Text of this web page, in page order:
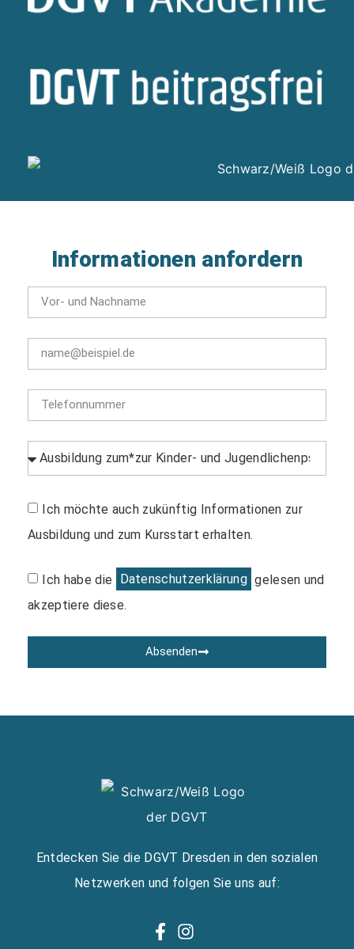
Informationen anfordern
Ich möchte auch zukünftig Informationen zur
Ausbildung und zum Kursstart erhalten.
Ich habe die Datenschutzerklärung gelesen und
akzeptiere diese.
Absenden
Entdecken Sie die DGVT Dresden in den sozialen
Netzwerken und folgen Sie uns auf: